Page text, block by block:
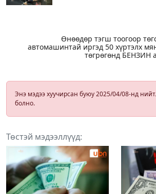
Өнөөдөр тэгш тоогоор
автомашинтай иргэд 50 хүртэлх
төгрөгөнд БЕНЗИН
Энэ мэдээ хуучирсан буюу 2025/04/08-нд
болно.
Төстэй мэдээллүүд: